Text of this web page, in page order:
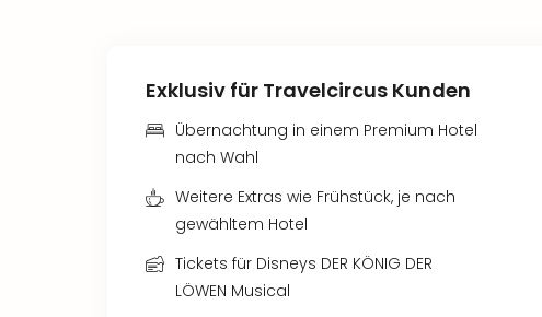
Exklusiv für Travelcircus Kunden
Übernachtung in einem Premium Hotel
nach Wahl
Weitere Extras wie Frühstück, je nach
gewähltem Hotel
Tickets für Disneys DER KÖNIG DER
LÖWEN Musical